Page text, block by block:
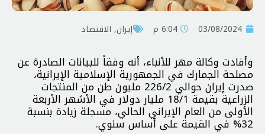
03/08/2024 6:04 م إيران, الاقتصاد
وأفادت وكالة مهر للأنباء، أنه وفقاً للبيانات الصادرة عن
مصلحة الجمارك في الجمهورية الإسلامية الإيرانية،
صدرت إيران حوالي 226/2 مليون طن من المنتجات
الزراعية بقيمة 18/1 مليار دولار في الأشهر الأربعة
الأولى من العام الإيراني الحالي، مسجلة زيادة بنسبة
32% في القيمة على أساس سنوي.